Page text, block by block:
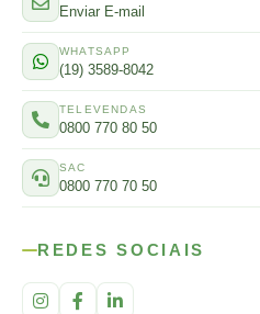
Enviar E-mail
WHATSAPP
(19) 3589-8042
TELEVENDAS
0800 770 80 50
SAC
0800 770 70 50
REDES SOCIAIS